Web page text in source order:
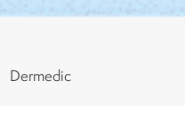
Dermedic